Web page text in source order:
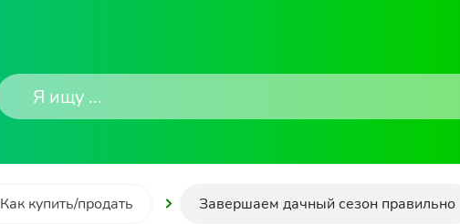
Как купить/продать Завершаем дачный сезон правильно